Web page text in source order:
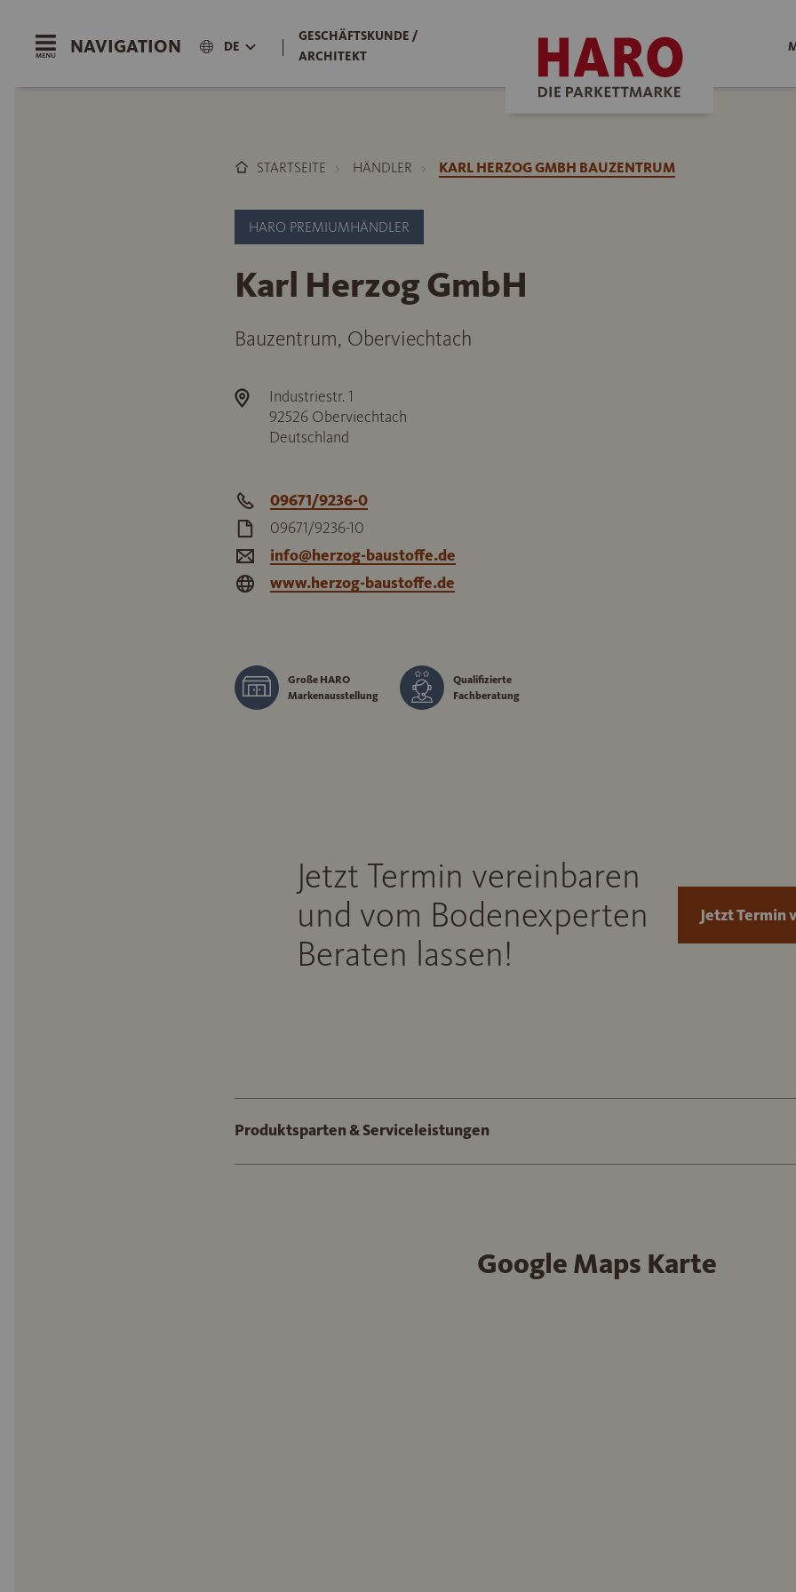
NAVIGATION DE |
GESCHÄFTSKUNDE /
ARCHITEKT
STARTSEITE HÄNDLER KARL HERZOG GMBH BAUZENTRUM
HARO PREMIUMHÄNDLER
Karl Herzog GmbH
Bauzentrum, Oberviechtach
Industriestr. 1
92526 Oberviechtach
Deutschland
09671/9236-0
09671/9236-10
info@herzog-baustoffe.de
www.herzog-baustoffe.de
Große HARO
Markenausstellung
Qualifizierte
Fachberatung
Jetzt Termin vereinbaren
und vom Bodenexperten
Beraten lassen!
Jetzt Termin
Produktsparten & Serviceleistungen
Google Maps Karte